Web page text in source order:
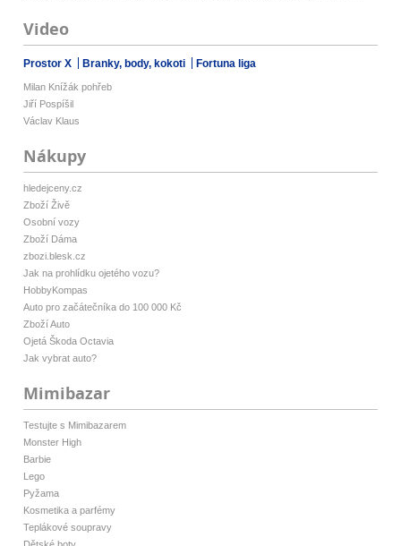
Video
Prostor X Branky, body, kokoti Fortuna liga
Milan Knížák pohřeb
Jiří Pospíšil
Václav Klaus
Nákupy
hledejceny.cz
Zboží Živě
Osobní vozy
Zboží Dáma
zbozi.blesk.cz
Jak na prohlídku ojetého vozu?
HobbyKompas
Auto pro začátečníka do 100 000 Kč
Zboží Auto
Ojetá Škoda Octavia
Jak vybrat auto?
Mimibazar
Testujte s Mimibazarem
Monster High
Barbie
Lego
Pyžama
Kosmetika a parfémy
Teplákové soupravy